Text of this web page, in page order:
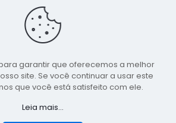
do Una - PE. CEP: 553370-128
TELEFONE: (81) 99548-1569
- Assessoria de Comunicação da
de São Bento do Una - PE
garantir que oferecemos a melhor
site. Se você continuar a usar este
que você está satisfeito com ele.
Leia mais...